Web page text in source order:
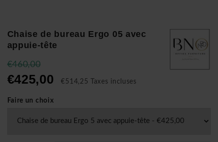
Chaise de bureau Ergo 05 avec
appuie-tête
€460,00
€425,00 €514,25 Taxes incluses
Faire un choix